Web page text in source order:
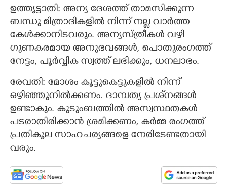
ഉത്തൃട്ടാതി: അന്യ ദേശത്ത് താമസിക്കുന്ന
ബന്ധു മിത്രാദികളിൽ നിന്ന് നല്ല വാർത്ത
കേൾക്കാനിടവരും. അന്യസ്ത്രീകൾ വഴി
ഗുണകരമായ അനുഭവങ്ങൾ, പൊതുരംഗത്ത്
നേട്ടം, പൂർവ്വിക സ്വത്ത് ലഭിക്കും, ധനലാഭം.
രേവതി: മോശം കൂട്ടുകെട്ടുകളിൽ നിന്ന്
ഒഴിഞ്ഞുനിൽക്കണം. ദാമ്പത്യ പ്രശ്‌നങ്ങള്‍
ഉണ്ടാകും. കുടുംബത്തിൽ അസ്വസ്ഥതകൾ
പടരാതിരിക്കാൻ ശ്രമിക്കണം, കർമ്മ രംഗത്ത്
പ്രതികൂല സാഹചര്യങ്ങളെ നേരിടേണ്ടതായി
വരും.
×
Share this link
Copy Link